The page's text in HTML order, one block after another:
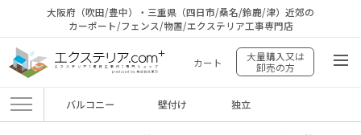
大阪府（吹田/豊中）・三重県（四日市/桑名/鈴鹿/津）近郊の
カーポート/フェンス/物置/エクステリア工事専門店
カート
大量購入又は
卸売の方
バルコニー 壁付け 独立